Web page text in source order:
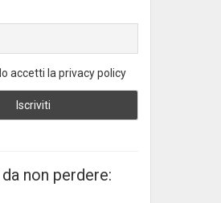
accetti la privacy policy
non perdere: